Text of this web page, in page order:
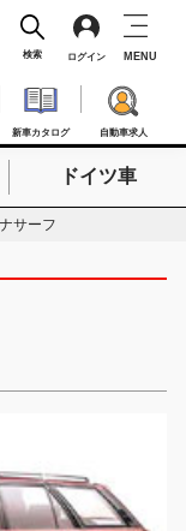
新車カタログ 自動車求人
検索 ログイン MENU
ドイツ車
サーフ